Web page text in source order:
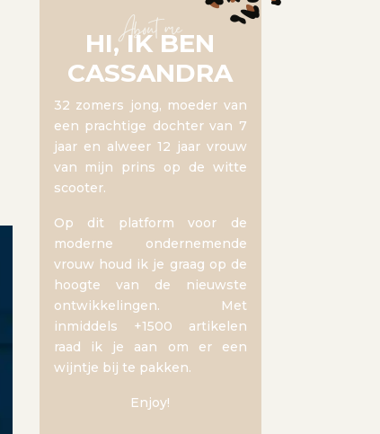
About me
HI, IK BEN
CASSANDRA
32 zomers jong, moeder van
een prachtige dochter van 7
jaar en alweer 12 jaar vrouw
van mijn prins op de witte
scooter.
Op dit platform voor de
moderne ondernemende
vrouw houd ik je graag op de
hoogte van de nieuwste
ontwikkelingen. Met
inmiddels +1500 artikelen
raad ik je aan om er een
wijntje bij te pakken.
Enjoy!